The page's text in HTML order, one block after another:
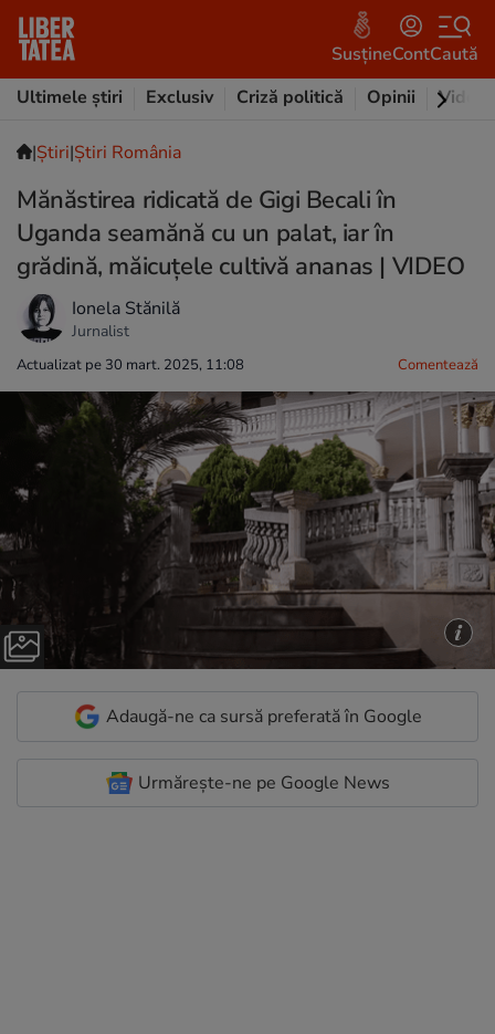
SusțineContCaută
Ultimele știri
Exclusiv Criză politică Opinii Video
|Ştiri|Știri România
Mănăstirea ridicată de Gigi Becali în
Uganda seamănă cu un palat, iar în
grădină, măicuțele cultivă ananas | VIDEO
Ionela Stănilă
Jurnalist
Actualizat pe 30 mart. 2025, 11:08 Comentează
Adaugă-ne ca sursă preferată în Google
Urmărește-ne pe Google News